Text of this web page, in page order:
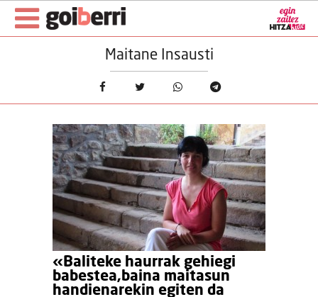
Maitane Insausti
«Baliteke haurrak gehiegi
babestea,baina maitasun
handienarekin egiten da